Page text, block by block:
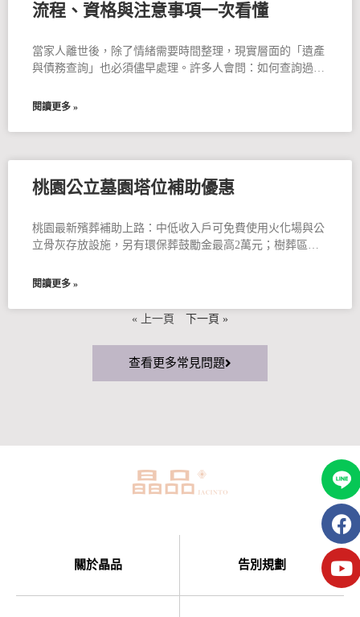
流程、資格與注意事項一次看懂
當家人離世後，除了情緒需要時間整理，現實層面的「遺產
與債務查詢」也必須儘早處理。許多人會問：如何查詢過世
閱讀更多 »
桃園公立墓園塔位補助優惠
桃園最新殯葬補助上路：中低收入戶可免費使用火化場與公
立骨灰存放設施，另有環保葬鼓勵金最高2萬元；樹葬區不
閱讀更多 »
« 上一頁 下一頁 »
查看更多常見問題
關於晶品 告別規劃